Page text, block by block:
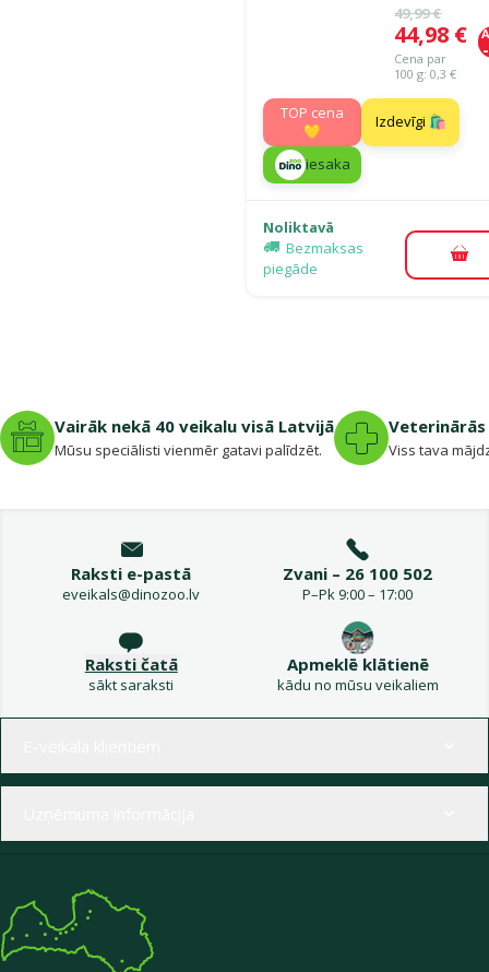
Oriģinālā
49,99 €
Cena
44,98 €
Cena par
100 g: 0,3 €
TOP cena
💛
Izdevīgi 🛍️
iesaka
Noliktavā
Bezmaksas
piegāde
Vairāk nekā 40 veikalu visā Latvijā
Mūsu speciālisti vienmēr gatavi palīdzēt. Viss tava
Raksti e-pastā
eveikals@dinozoo.lv
Zvani – 26 100 502
P–Pk 9:00 – 17:00
Raksti čatā
sākt saraksti
Apmeklē klātienē
kādu no mūsu veikaliem